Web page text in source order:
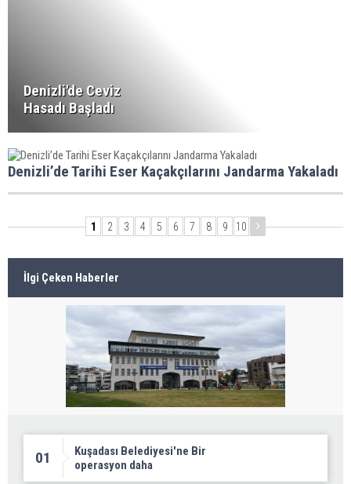
Denizli'de Ceviz
Hasadı Başladı
Denizli’de Tarihi Eser Kaçakçılarını Jandarma Yakaladı
1 2 3 4 5 6 7 8 9 10
İlgi Çeken Haberler
01
Kuşadası Belediyesi'ne Bir
operasyon daha